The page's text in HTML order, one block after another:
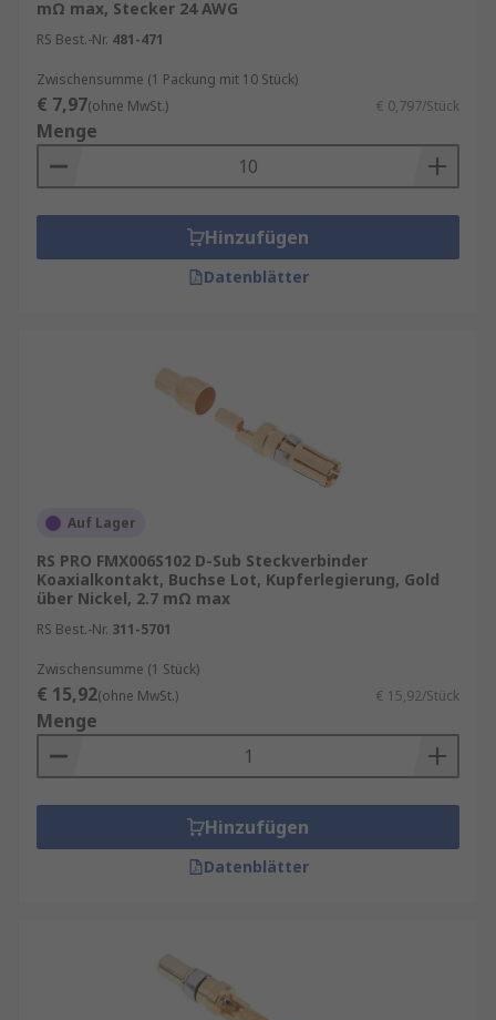
mΩ max, Stecker 24 AWG
RS Best.-Nr. 481-471
Zwischensumme (1 Packung mit 10 Stück)
€ 7,97(ohne MwSt.) € 0,797/Stück
Menge
Hinzufügen
Datenblätter
Auf Lager
RS PRO FMX006S102 D-Sub Steckverbinder
Koaxialkontakt, Buchse Lot, Kupferlegierung, Gold
über Nickel, 2.7 mΩ max
RS Best.-Nr. 311-5701
Zwischensumme (1 Stück)
€ 15,92(ohne MwSt.) € 15,92/Stück
Menge
Hinzufügen
Datenblätter